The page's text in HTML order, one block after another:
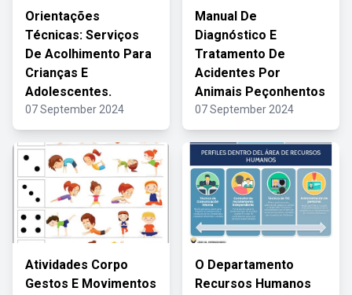
Orientações
Técnicas: Serviços
De Acolhimento Para
Crianças E
Adolescentes.
07 September 2024
Manual De
Diagnóstico E
Tratamento De
Acidentes Por
Animais Peçonhentos
07 September 2024
Atividades Corpo
Gestos E Movimentos
O Departamento
Recursos Humanos